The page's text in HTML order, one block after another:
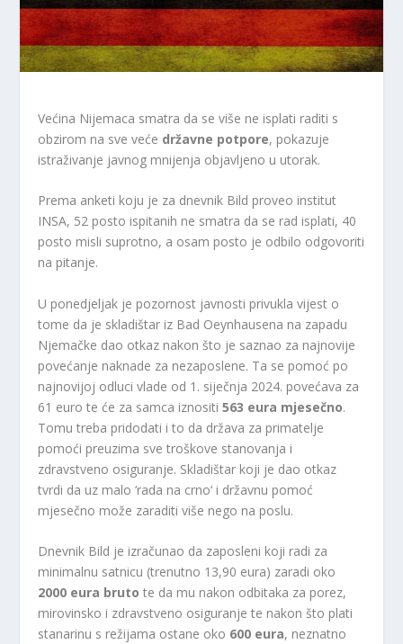
Većina Nijemaca smatra da se više ne isplati raditi s
obzirom na sve veće državne potpore, pokazuje
istraživanje javnog mnijenja objavljeno u utorak.
Prema anketi koju je za dnevnik Bild proveo institut
INSA, 52 posto ispitanih ne smatra da se rad isplati, 40
posto misli suprotno, a osam posto je odbilo odgovoriti
na pitanje.
U ponedjeljak je pozornost javnosti privukla vijest o
tome da je skladištar iz Bad Oeynhausena na zapadu
Njemačke dao otkaz nakon što je saznao za najnovije
povećanje naknade za nezaposlene. Ta se pomoć po
najnovijoj odluci vlade od 1. siječnja 2024. povećava za
61 euro te će za samca iznositi563 eura mjesečno.
Tomu treba pridodati i to da država za primatelje
pomoći preuzima sve troškove stanovanja i
zdravstveno osiguranje. Skladištar koji je dao otkaz
tvrdi da uz malo ‘rada na crno‘ i državnu pomoć
mjesečno može zaraditi više nego na poslu.
Dnevnik Bild je izračunao da zaposleni koji radi za
minimalnu satnicu (trenutno 13,90 eura) zaradi oko
2000 eura bruto te da mu nakon odbitaka za porez,
mirovinsko i zdravstveno osiguranje te nakon što plati
stanarinu s režijama ostane oko 600 eura, neznatno